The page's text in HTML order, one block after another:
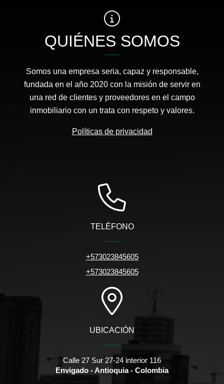
QUIÉNES SOMOS
Somos una empresa seria, capaz y responsable,
fundada en el año 2020 con la misión de servir en
una red de clientes y proveedores en el campo
inmobiliario con un trata con respeto y valores.
Políticas de privacidad
TELÉFONO
+573023845605
+573023845605
UBICACIÓN
Calle 27 Sur 27-24 interior 116
Envigado - Antioquia - Colombia